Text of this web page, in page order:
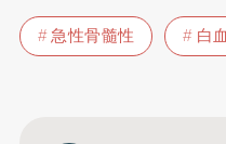
急性骨髓性 白